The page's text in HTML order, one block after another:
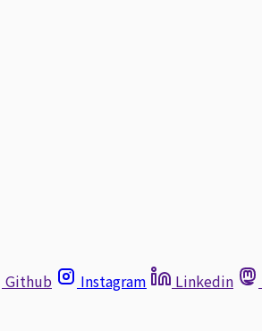
Github Instagram Linkedin